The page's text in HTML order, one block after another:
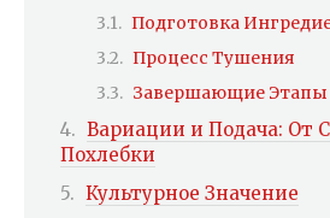
Подготовка
Процесс Тушения
Завершающие Этапы
Вариации и Подача: От
Похлебки
Культурное Значение